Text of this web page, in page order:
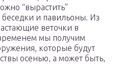
“вырастить”
и павильоны. Из
веточки в
мы получим
которые будут
осенью, а может быть,